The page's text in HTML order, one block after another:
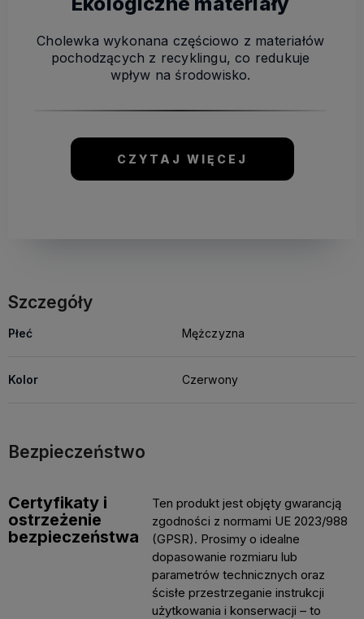
Cholewka wykonana częściowo z materiałów
pochodzących z recyklingu, co redukuje
wpływ na środowisko.
CZYTAJ WIĘCEJ
Szczegóły
Płeć Mężczyzna
Kolor Czerwony
Bezpieczeństwo
Certyfikaty i
ostrzeżenie
bezpieczeństwa
Ten produkt jest objęty gwarancją
zgodności z normami UE 2023/988
(GPSR). Prosimy o idealne
dopasowanie rozmiaru lub
parametrów technicznych oraz
ścisłe przestrzeganie instrukcji
użytkowania i konserwacji – to